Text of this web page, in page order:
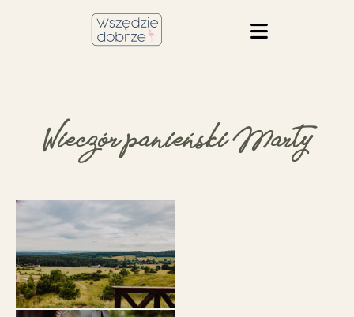
Wieczór panieński Marty